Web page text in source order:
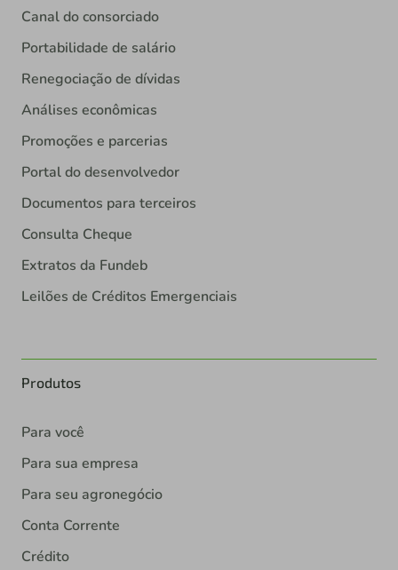
Canal do consorciado
Portabilidade de salário
Renegociação de dívidas
Análises econômicas
Promoções e parcerias
Portal do desenvolvedor
Documentos para terceiros
Consulta Cheque
Extratos da Fundeb
Leilões de Créditos Emergenciais
Produtos
Para você
Para sua empresa
Para seu agronegócio
Conta Corrente
Crédito